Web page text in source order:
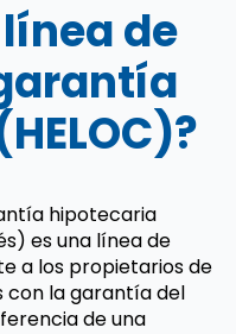
de
hipotecaria
es una línea de
a los propietarios de
con la garantía del
de una